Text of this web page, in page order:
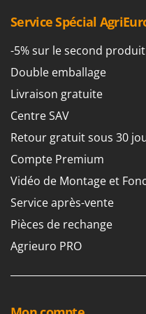
Pétrins à Spirale
Piscines
Planteuses de
Plateaux de coupe
Plumeuses
Pompes d'irrigation
Pompes de transfert
Pompes immergées
Poussoirs à saucisse
Pressoirs à fruits
G
G3 Ferrari
Gardena
Garofalo
GeoTech
GeoTech Pro
Gierre
Ginko - MGM
Gipeco
Girmi
GRAEF
Greenworks
Service Spécial
-5% sur le second
Double emballage
Livraison gratuite
Centre SAV
Retour gratuit sous 30
Compte Premium
Vidéo de Montage et
Service après-vente
Pièces de rechange
Agrieuro PRO